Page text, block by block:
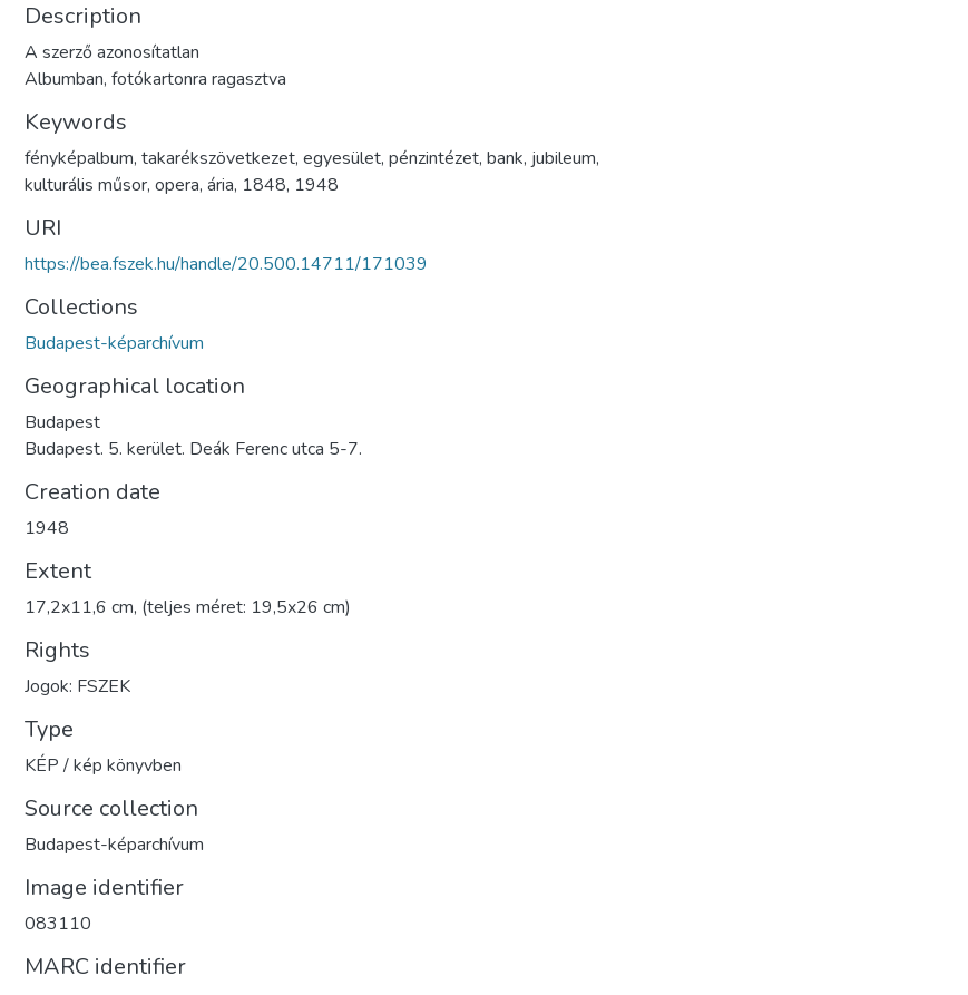
Description
A szerző azonosítatlan
Albumban, fotókartonra ragasztva
Keywords
fényképalbum, takarékszövetkezet, egyesület, pénzintézet, bank, jubileum,
kulturális műsor, opera, ária, 1848, 1948
URI
https://bea.fszek.hu/handle/20.500.14711/171039
Collections
Budapest-képarchívum
Geographical location
Budapest
Budapest. 5. kerület. Deák Ferenc utca 5-7.
Creation date
1948
Extent
17,2x11,6 cm, (teljes méret: 19,5x26 cm)
Rights
Jogok: FSZEK
Type
KÉP / kép könyvben
Source collection
Budapest-képarchívum
Image identifier
083110
MARC identifier